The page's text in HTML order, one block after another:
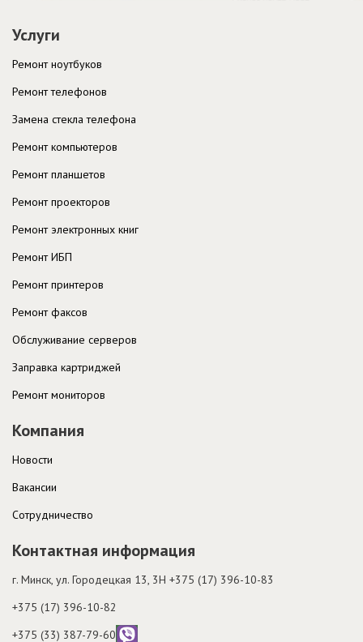
Услуги
Ремонт ноутбуков
Ремонт телефонов
Замена стекла телефона
Ремонт компьютеров
Ремонт планшетов
Ремонт проекторов
Ремонт электронных книг
Ремонт ИБП
Ремонт принтеров
Ремонт факсов
Обслуживание серверов
Заправка картриджей
Ремонт мониторов
Компания
Новости
Вакансии
Cотрудничество
Контактная информация
г. Минск, ул. Городецкая 13, 3H +375 (17) 396-10-83
+375 (17) 396-10-82
+375 (33) 387-79-60